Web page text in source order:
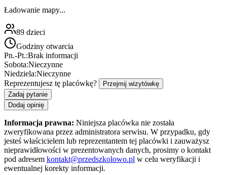
Ładowanie mapy...
89 dzieci
Godziny otwarcia
Pn.-Pt.:Brak informacji
Sobota:Nieczynne
Niedziela:Nieczynne
Reprezentujesz tę placówkę?
Przejmij wizytówkę
Zadaj pytanie
Dodaj opinię
Informacja prawna: Niniejsza placówka nie została
zweryfikowana przez administratora serwisu. W przypadku, gdy
jesteś właścicielem lub reprezentantem tej placówki i zauważysz
nieprawidłowości w prezentowanych danych, prosimy o kontakt
pod adresem kontakt@przedszkolowo.pl w celu weryfikacji i
ewentualnej korekty informacji.